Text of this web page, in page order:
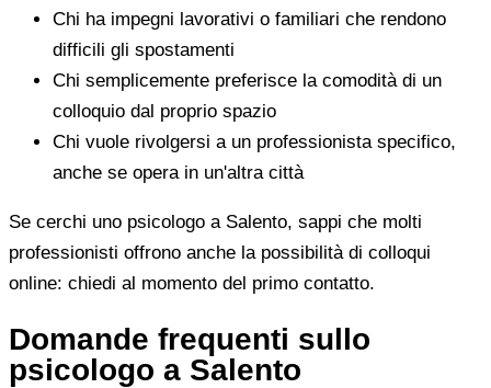
Chi ha impegni lavorativi o familiari che rendono
difficili gli spostamenti
Chi semplicemente preferisce la comodità di un
colloquio dal proprio spazio
Chi vuole rivolgersi a un professionista specifico,
anche se opera in un'altra città
Se cerchi uno psicologo a Salento, sappi che molti
professionisti offrono anche la possibilità di colloqui
online: chiedi al momento del primo contatto.
Domande frequenti sullo
psicologo a Salento